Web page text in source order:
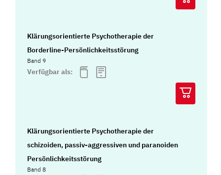
Klärungsorientierte Psychotherapie der
Borderline-Persönlichkeitsstörung
Band 9
Verfügbar als:
Klärungsorientierte Psychotherapie der
schizoiden, passiv-aggressiven und paranoiden
Persönlichkeitsstörung
Band 8